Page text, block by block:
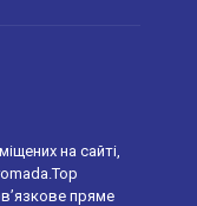
на сайті,
пряме